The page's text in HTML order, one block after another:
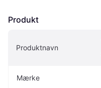
Produkt
Produktnavn
Mærke